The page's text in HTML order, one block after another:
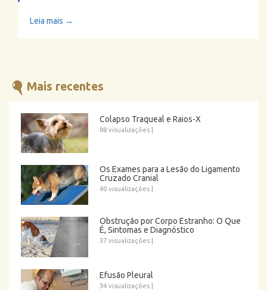
Leia mais →
Mais recentes
Colapso Traqueal e Raios-X
88 visualizações
Os Exames para a Lesão do Ligamento
Cruzado Cranial
40 visualizações
Obstrução por Corpo Estranho: O Que
É, Sintomas e Diagnóstico
37 visualizações
Efusão Pleural
34 visualizações